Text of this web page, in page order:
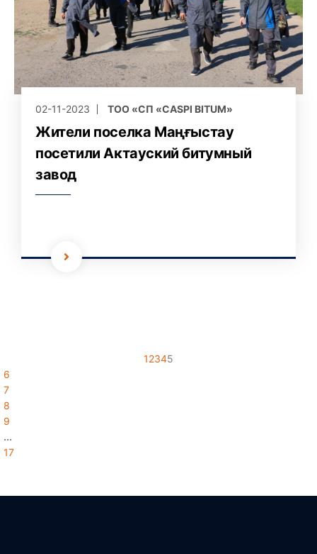
02-11-2023 ТОО «СП «CASPI BITUM»
Жители поселка Маңғыстау
посетили Актауский битумный
завод
12345
6
7
8
9
...
17